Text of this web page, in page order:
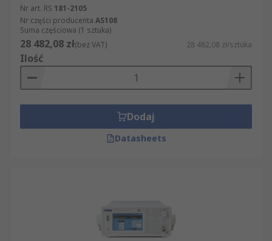
Nr art. RS 181-2105
Nr części producenta AS108
Suma częściowa (1 sztuka)
28 482,08 zł(bez VAT) 28 482,08 zł/sztuka
Ilość
Dodaj
Datasheets